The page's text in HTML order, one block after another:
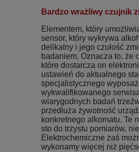
Bardzo wrażliwy czujnik
Elementem, który
sensor, który wykrywa
delikatny i jego czułość
badaniem. Oznacza to, że
które dostarcza on
ustawień do aktualnego
specjalistycznego
wykwalifikowanego
wiarygodnych badań
przedłuża żywotność
konkretnego alkomatu. Te
sto do trzystu pomiarów,
Elektrochemiczne zaś
wykonamy więcej niż